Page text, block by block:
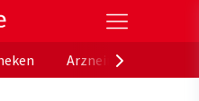
Gesundheitsportal der